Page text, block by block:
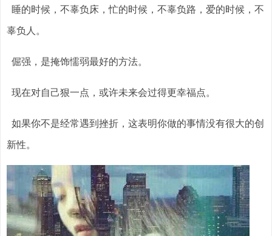
睡的时候，不辜负床，忙的时候，不辜负路，爱的时候，不
辜负人。
倔强，是掩饰懦弱最好的方法。
现在对自己狠一点，或许未来会过得更幸福点。
如果你不是经常遇到挫折，这表明你做的事情没有很大的创
新性。